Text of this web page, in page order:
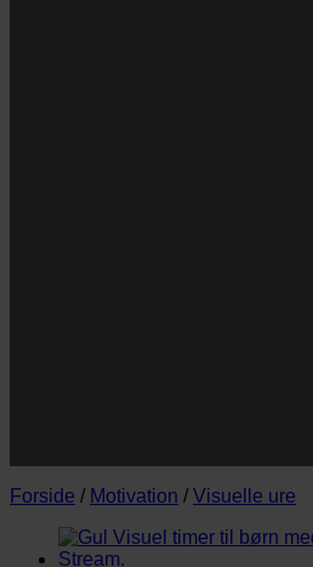
Forside / Motivation / Visuelle ure